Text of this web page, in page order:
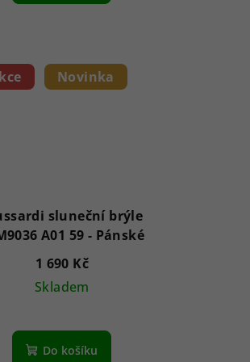
Novinka
sluneční brýle
TSM9036 A01 59 - Pánské
1 690 Kč
Skladem
Do košíku